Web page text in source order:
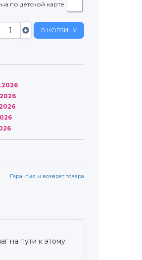
по детской карте
В КОРЗИНУ
Гарантия и возврат товара
на пути к этому.